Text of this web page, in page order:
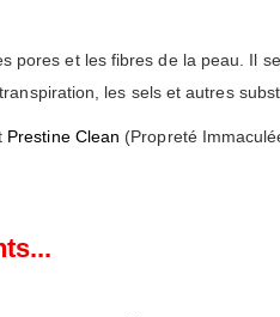
pores et les fibres de la peau. Il
les sels et autres
Prestine Clean (Propreté